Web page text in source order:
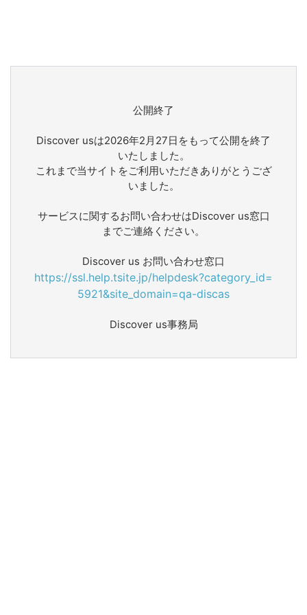
公開終了
Discover usは2026年2月27日をもって公開を終了
いたしました。
これまで当サイトをご利用いただきありがとうござ
いました。
サービスに関するお問い合わせはDiscover us窓口
までご連絡ください。
Discover us お問い合わせ窓口
https://ssl.help.tsite.jp/helpdesk?category_id=
5921&site_domain=qa-discas
Discover us事務局